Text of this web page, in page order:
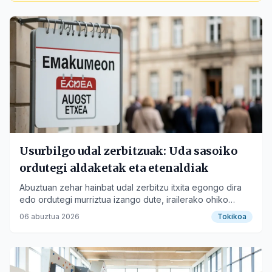
Usurbilgo udal zerbitzuak: Uda sasoiko
ordutegi aldaketak eta etenaldiak
Abuztuan zehar hainbat udal zerbitzu itxita egongo dira
edo ordutegi murriztua izango dute, irailerako ohiko
jarduerara itzuli arte.
06 abuztua 2026 Tokikoa